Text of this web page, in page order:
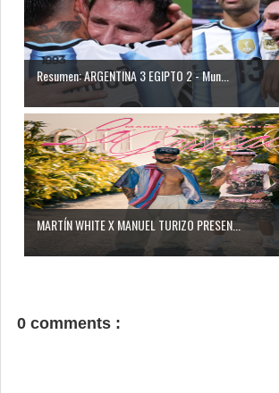
Resumen: ARGENTINA 3 EGIPTO 2 - Mun...
MARTÍN WHITE X MANUEL TURIZO PRESEN...
0 comments :